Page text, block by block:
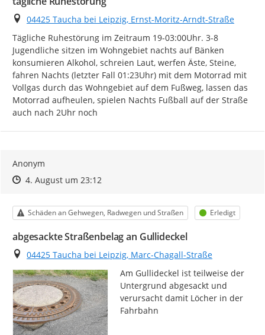
Ort
04425 Taucha bei Leipzig, Ernst-Moritz-Arndt-Straße
Tägliche Ruhestörung im Zeitraum 19-03:00Uhr. 3-8
Jugendliche sitzen im Wohngebiet nachts auf Bänken
konsumieren Alkohol, schreien Laut, werfen Äste, Steine,
fahren Nachts (letzter Fall 01:23Uhr) mit dem Motorrad mit
Vollgas durch das Wohngebiet auf dem Fußweg, lassen das
Motorrad aufheulen, spielen Nachts Fußball auf der Straße
auch nach 2Uhr noch
Anonym
Zeitpunkt des Erstellens
Zeitpunkt des Erstellens
4. August um 23:12Zur Äußerung
Kategorie
Schäden an Gehwegen, Radwegen und Straßen Status
Erledigt
abgesackte Straßenbelag an Gullideckel
Ort
04425 Taucha bei Leipzig, Marc-Chagall-Straße
Am Gullideckel ist teilweise der
Untergrund abgesackt und
verursacht damit Löcher in der
Fahrbahn